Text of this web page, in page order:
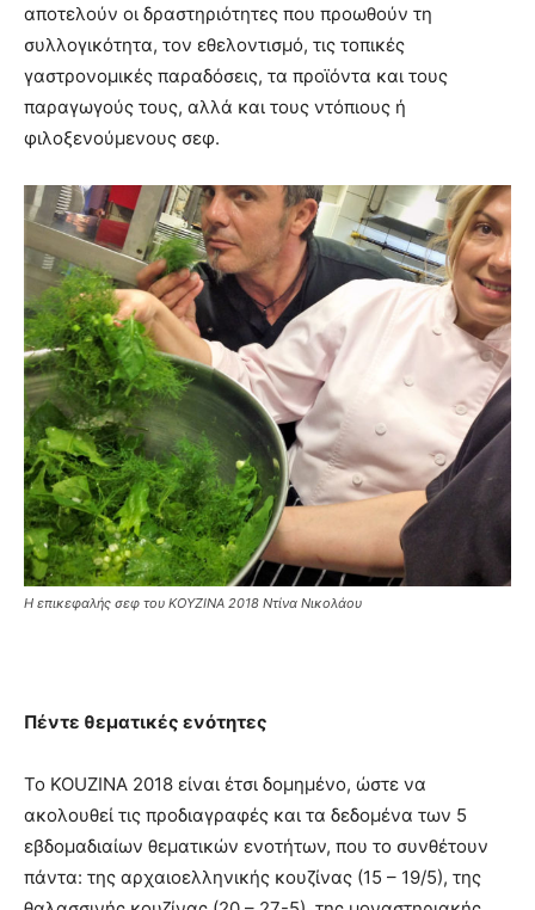
αποτελούν οι δραστηριότητες που προωθούν τη
συλλογικότητα, τον εθελοντισμό, τις τοπικές
γαστρονομικές παραδόσεις, τα προϊόντα και τους
παραγωγούς τους, αλλά και τους ντόπιους ή
φιλοξενούμενους σεφ.
Η επικεφαλής σεφ του KOYZINA 2018 Ντίνα Νικολάου
Πέντε θεματικές ενότητες
Το KOUZINA 2018 είναι έτσι δομημένο, ώστε να
ακολουθεί τις προδιαγραφές και τα δεδομένα των 5
εβδομαδιαίων θεματικών ενοτήτων, που το συνθέτουν
πάντα: της αρχαιοελληνικής κουζίνας (15 – 19/5), της